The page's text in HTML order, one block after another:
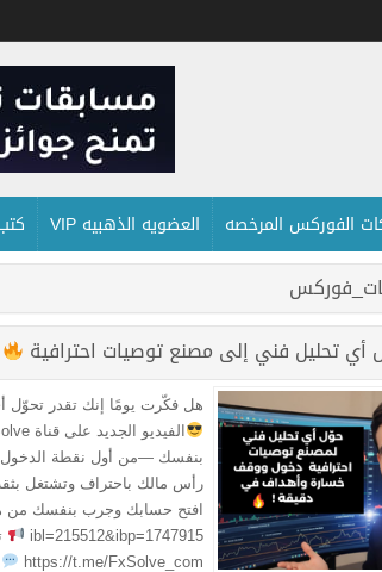
الفوركس المرخصه العضويه الذهبيه VIP
أي تحليل فني إلى مصنع توصيات احترافية
هل فكّرت يومًا إنك تقدر تحوّل
بنفسك —من أول نقطة الدخول
رأس مالك باحتراف وتشتغل
افتح حسابك وجرب بنفسك من
ibl=215512&ibp=1747915
https://t.me/FxSolve_com